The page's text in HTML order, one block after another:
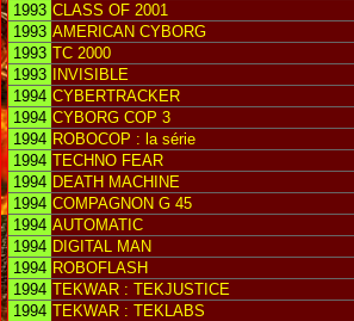
1993 CLASS OF 2001
1993 AMERICAN CYBORG
1993 TC 2000
1993
INVISIBLE
1994 CYBERTRACKER
1994 CYBORG COP 3
1994 ROBOCOP : la série
1994 TECHNO FEAR
1994 DEATH MACHINE
1994 COMPAGNON G 45
1994 AUTOMATIC
1994 DIGITAL MAN
1994 ROBOFLASH
1994 TEKWAR : TEKJUSTICE
1994 TEKWAR : TEKLABS